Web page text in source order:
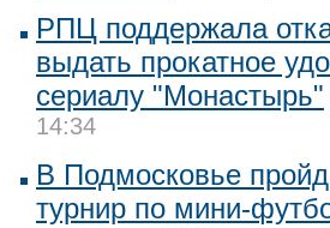
РПЦ поддержала
выдать прокатное
сериалу "Монастырь"
14:34
В Подмосковье
турнир по мини-